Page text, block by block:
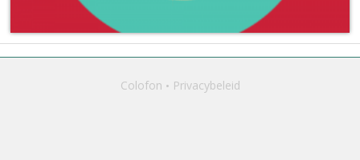
Colofon Privacybeleid